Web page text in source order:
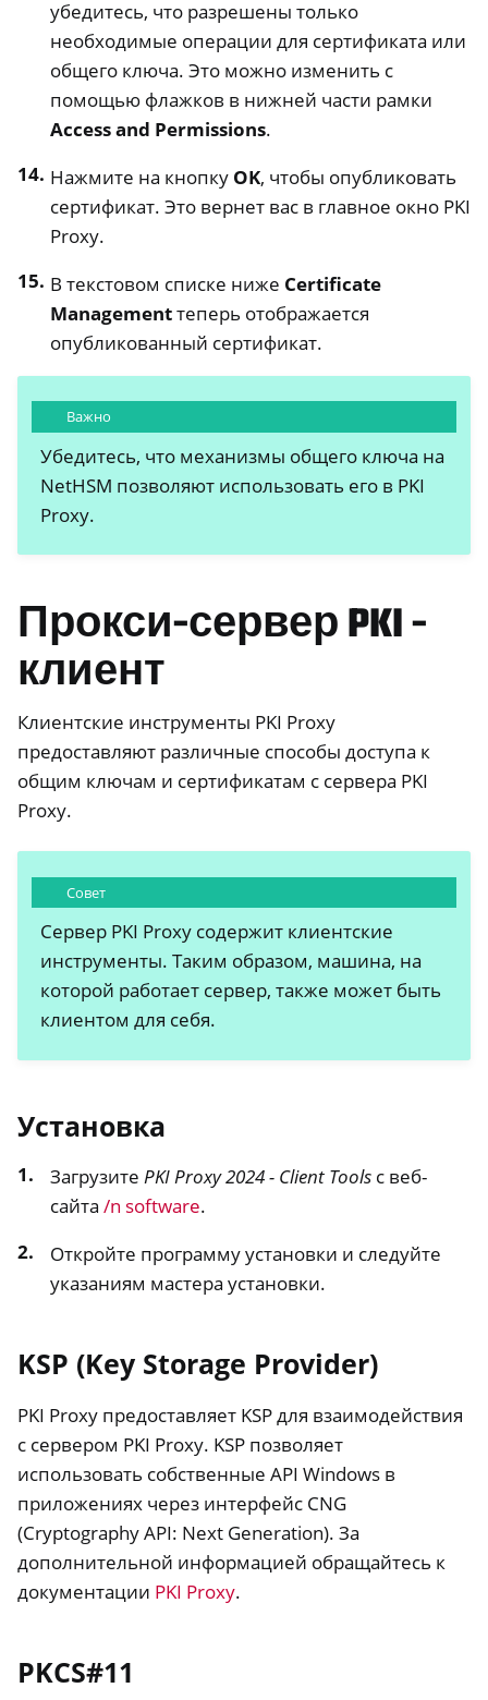
убедитесь, что разрешены только
необходимые операции для сертификата или
общего ключа. Это можно изменить с
помощью флажков в нижней части рамки
Access and Permissions.
Нажмите на кнопку OK, чтобы опубликовать
сертификат. Это вернет вас в главное окно PKI
Proxy.
В текстовом списке ниже Certificate
Managementтеперь отображается
опубликованный сертификат.
Важно
Убедитесь, что механизмы общего ключа на
NetHSM позволяют использовать его в PKI
Proxy.
Прокси-сервер PKI -
клиент
Клиентские инструменты PKI Proxy
предоставляют различные способы доступа к
общим ключам и сертификатам с сервера PKI
Proxy.
Совет
Сервер PKI Proxy содержит клиентские
инструменты. Таким образом, машина, на
которой работает сервер, также может быть
клиентом для себя.
Установка
Загрузите PKI Proxy 2024 - Client Tools с веб-
сайта /n software.
Откройте программу установки и следуйте
указаниям мастера установки.
KSP (Key Storage Provider)
PKI Proxy предоставляет KSP для взаимодействия
с сервером PKI Proxy. KSP позволяет
использовать собственные API Windows в
приложениях через интерфейс CNG
(Cryptography API: Next Generation). За
дополнительной информацией обращайтесь к
документации PKI Proxy.
PKCS#11